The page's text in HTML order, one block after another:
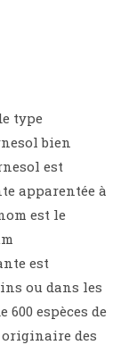
type
bien
est
apparentée à
est le
est
ou dans les
600 espèces de
des